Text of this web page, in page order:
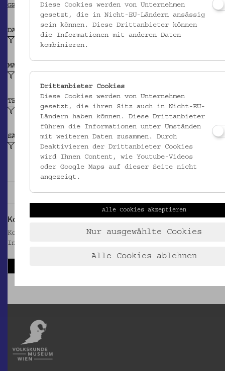
GEONAMES
DATIERUNG
MATERIAL
TECHNIK
Buchdruck
SAMMLUNG
Gedrucktes: Hauspostille von Martin Luther
Kommentare
Kommentieren Sie das Objekt - teilen Sie ihre
Informationen mit uns
Kommentieren
Diese Cookies werden von Unternehmen
gesetzt, die in Nicht-EU-Ländern ansässig
sein können. Diese Drittanbieter können
die Informationen mit anderen Daten
kombinieren.
Drittanbieter Cookies
Diese Cookies werden von Unternehmen
gesetzt, die ihren Sitz auch in Nicht-EU-
Ländern haben können. Diese Drittanbieter
führen die Informationen unter Umständen
mit weiteren Daten zusammen. Durch
Deaktivieren der Drittanbieter Cookies
wird Ihnen Content, wie Youtube-Videos
oder Google Maps auf dieser Seite nicht
angezeigt.
Alle Cookies akzeptieren
Nur ausgewählte Cookies
Alle Cookies ablehnen